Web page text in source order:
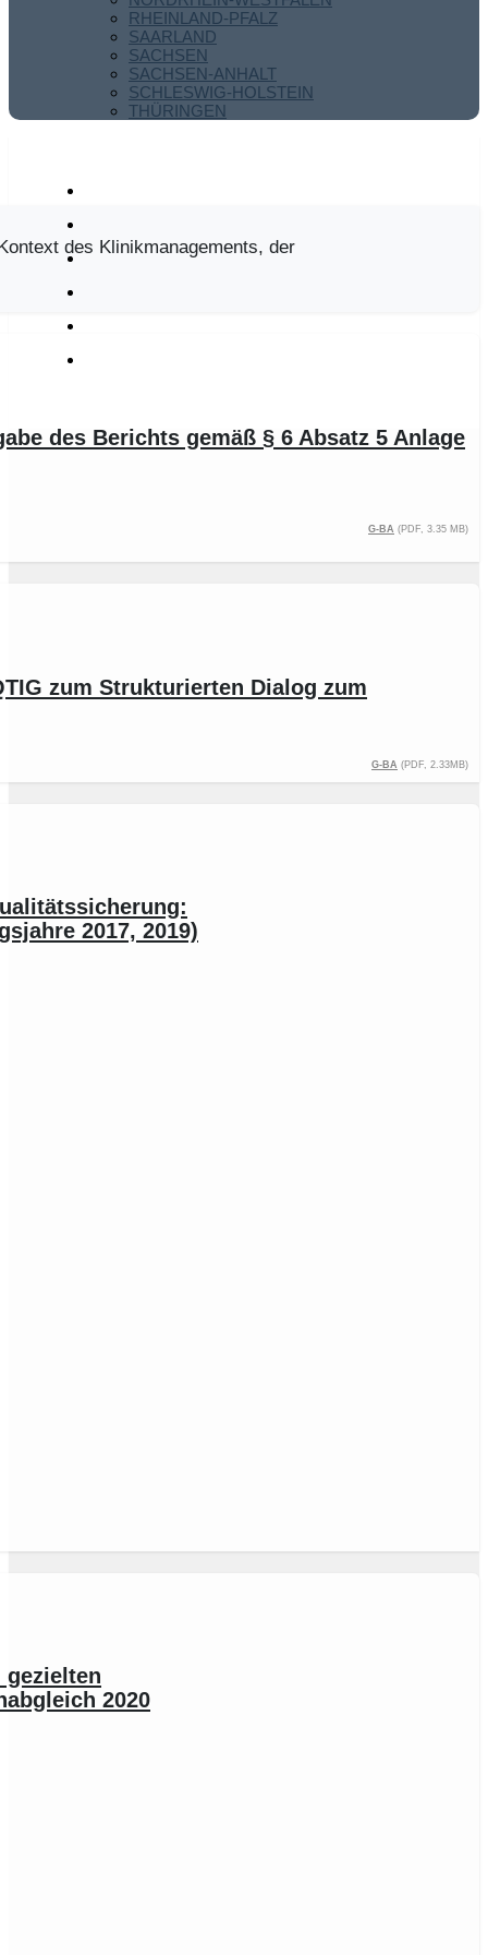
RHEINLAND-PFALZ
SAARLAND
SACHSEN
SACHSEN-ANHALT
SCHLESWIG-HOLSTEIN
THÜRINGEN
des Klinikmanagements, der
des Berichts gemäß § 6 Absatz 5 Anlage
G-BA (PDF, 3.35 MB)
zum Strukturierten Dialog zum
G-BA (PDF, 2.33MB)
2017, 2019)
gezielten
2020